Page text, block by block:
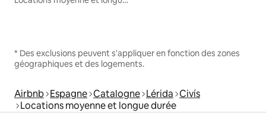
* Des exclusions peuvent s'appliquer en fonction des zones
géographiques et des logements.
Airbnb Espagne Catalogne Lérida Civís
Locations moyenne et longue durée